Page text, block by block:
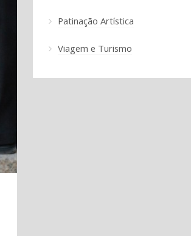
Patinação Artística
Viagem e Turismo